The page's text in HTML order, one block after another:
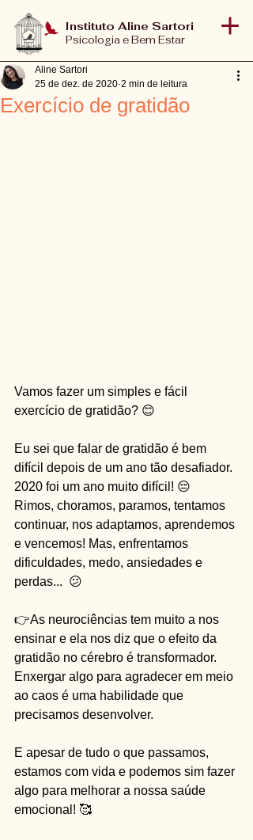
Instituto Aline Sartori
Psicologia e Bem Estar
Exercício de gratidão
Aline Sartori
25 de dez. de 2020 2 min de leitura
Vamos fazer um simples e fácil
exercício de gratidão? 😊
Eu sei que falar de gratidão é bem
difícil depois de um ano tão desafiador.
2020 foi um ano muito difícil! 😔
Rimos, choramos, paramos, tentamos
continuar, nos adaptamos, aprendemos
e vencemos! Mas, enfrentamos
dificuldades, medo, ansiedades e
perdas...  😕
👉As neurociências tem muito a nos
ensinar e ela nos diz que o efeito da
gratidão no cérebro é transformador.
Enxergar algo para agradecer em meio
ao caos é uma habilidade que
precisamos desenvolver.
E apesar de tudo o que passamos,
estamos com vida e podemos sim fazer
algo para melhorar a nossa saúde
emocional! 🥰